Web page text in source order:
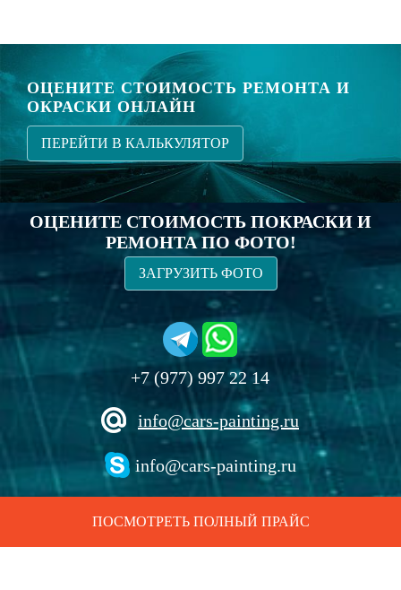
ОЦЕНИТЕ СТОИМОСТЬ РЕМОНТА И
ОКРАСКИ ОНЛАЙН
ПЕРЕЙТИ В КАЛЬКУЛЯТОР
ОЦЕНИТЕ СТОИМОСТЬ ПОКРАСКИ И
РЕМОНТА ПО ФОТО!
ЗАГРУЗИТЬ ФОТО
+7 (977) 997 22 14
info@cars-painting.ru
info@cars-painting.ru
ПОСМОТРЕТЬ ПОЛНЫЙ ПРАЙС